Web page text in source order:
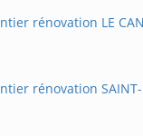
rénovation LE
rénovation SAINT-